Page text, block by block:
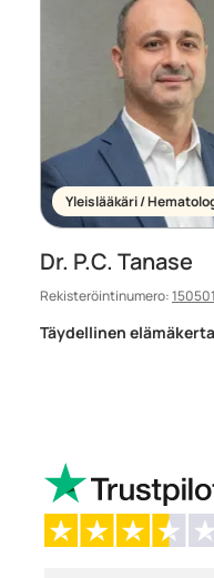
Yleislääkäri /
Dr. P.C. Tanase
Rekisteröintinumero:
Täydellinen elämäkerta